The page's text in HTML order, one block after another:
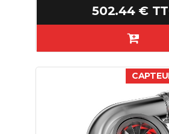
502.44 €